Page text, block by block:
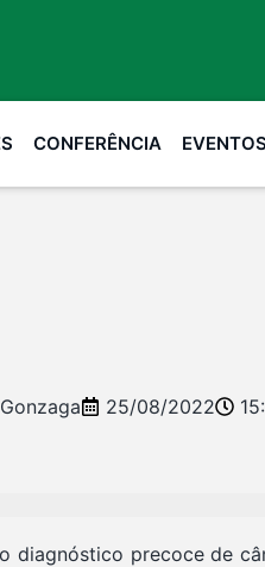
CONFERÊNCIA EVENTOS
25/08/2022
diagnóstico precoce de